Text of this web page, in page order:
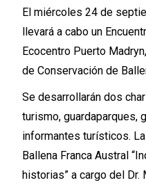
El miércoles 24 de
llevará a cabo un
Ecocentro Puerto
de Conservación de
Se desarrollarán dos
turismo, guardaparques,
informantes turísticos.
Ballena Franca Austral
historias” a cargo del Dr.